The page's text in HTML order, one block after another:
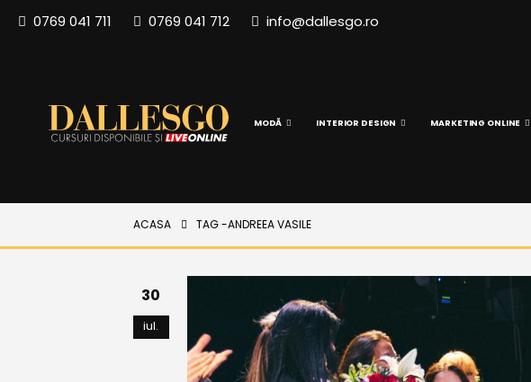
0769 041 711 0769 041 712 info@dallesgo.ro
MODĂ INTERIOR DESIGN MARKETING ONLINE
ACASA TAG -ANDREEA VASILE
30
iul.